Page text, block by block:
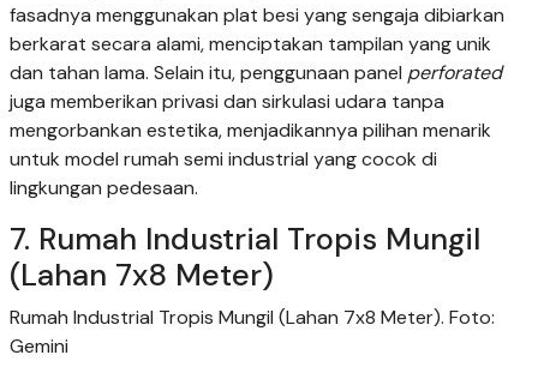
fasadnya menggunakan plat besi yang sengaja dibiarkan
berkarat secara alami, menciptakan tampilan yang unik
dan tahan lama. Selain itu, penggunaan panel perforated
juga memberikan privasi dan sirkulasi udara tanpa
mengorbankan estetika, menjadikannya pilihan menarik
untuk model rumah semi industrial yang cocok di
lingkungan pedesaan.
7. Rumah Industrial Tropis Mungil
(Lahan 7x8 Meter)
Rumah Industrial Tropis Mungil (Lahan 7x8 Meter). Foto:
Gemini